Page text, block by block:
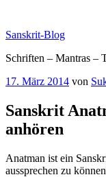
springen
Sanskrit-Blog
Schriften – Mantras –
Veröffentlicht
17. März 2014 von
Sanskrit
anhören
Anatman ist ein
aussprechen zu